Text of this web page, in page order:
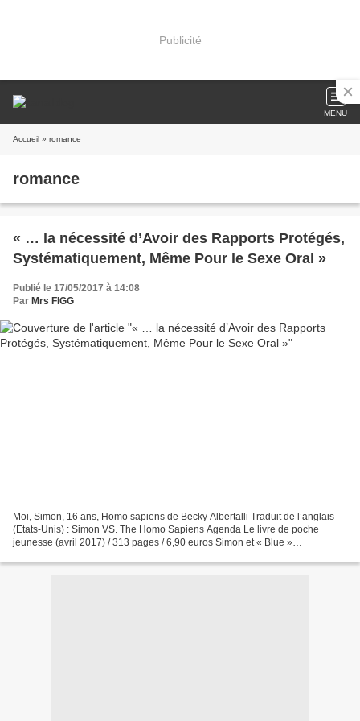
Publicité
MENU
Accueil » romance
romance
« … la nécessité d’Avoir des Rapports Protégés,
Systématiquement, Même Pour le Sexe Oral »
Publié le 17/05/2017 à 14:08
Par Mrs FIGG
Moi, Simon, 16 ans, Homo sapiens de Becky Albertalli Traduit de l’anglais
(Etats-Unis) : Simon VS. The Homo Sapiens Agenda Le livre de poche
jeunesse (avril 2017) / 313 pages / 6,90 euros Simon et « Blue »